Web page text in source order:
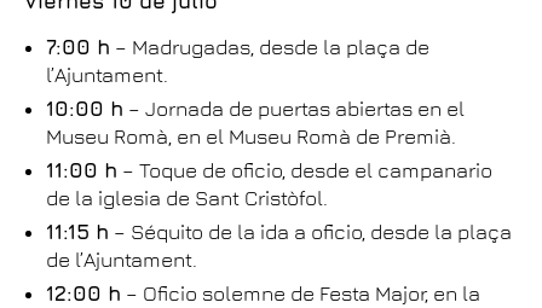
7:00 h – Madrugadas, desde la plaça de
l’Ajuntament.
10:00 h – Jornada de puertas abiertas en el
Museu Romà, en el Museu Romà de Premià.
11:00 h – Toque de oficio, desde el campanario
de la iglesia de Sant Cristòfol.
11:15 h – Séquito de la ida a oficio, desde la plaça
de l’Ajuntament.
12:00 h – Oficio solemne de Festa Major, en la